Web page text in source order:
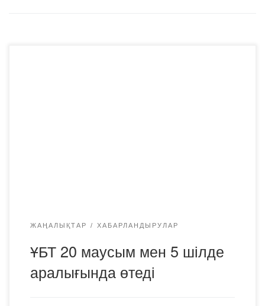
ЖАҢАЛЫҚТАР ХАБАРЛАНДЫРУЛАР
ҰБТ 20 маусым мен 5 шілде
аралығында өтеді